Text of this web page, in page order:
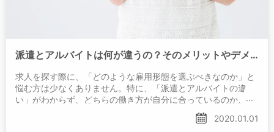
派遣とアルバイトは何が違うの？そのメリットやデメリットについて解説！
求人を探す際に、「どのような雇用形態を選ぶべきなのか」と
悩む方は少なくありません。特に、「派遣とアルバイトの違
い」がわからず、どちらの働き方が自分に合っているのか、知
2020.01.01